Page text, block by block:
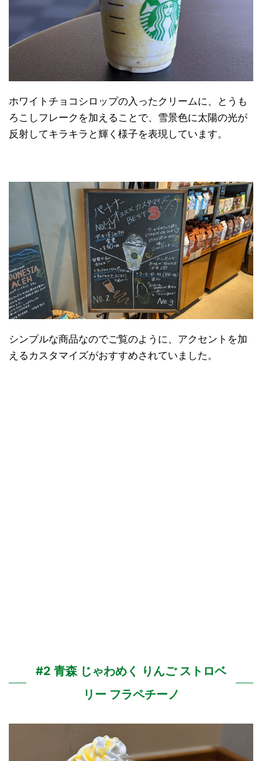
縦断(10)
ホワイトチョコシロップの入ったクリームに、とうも
ろこしフレークを加えることで、雪景色に太陽の光が
反射してキラキラと輝く様子を表現しています。
シンプルな商品なのでご覧のように、アクセントを加
えるカスタマイズがおすすめされていました。
#2 青森 じゃわめく りんご ストロベ
リー フラペチーノ